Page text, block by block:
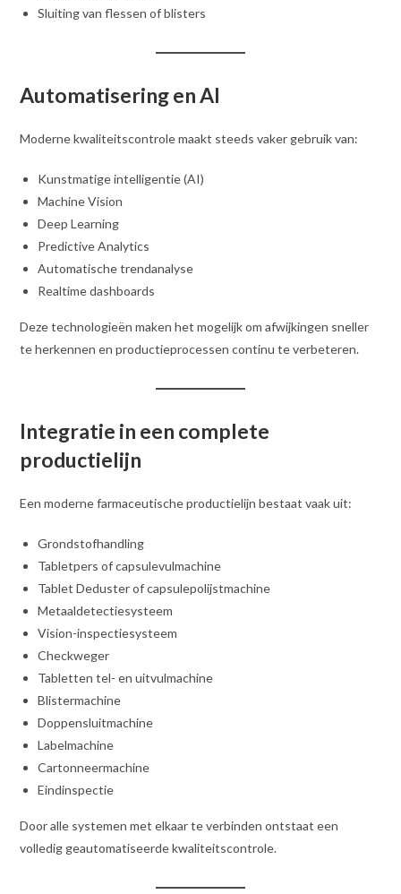
Sluiting van flessen of blisters
Automatisering en AI
Moderne kwaliteitscontrole maakt steeds vaker gebruik van:
Kunstmatige intelligentie (AI)
Machine Vision
Deep Learning
Predictive Analytics
Automatische trendanalyse
Realtime dashboards
Deze technologieën maken het mogelijk om afwijkingen sneller
te herkennen en productieprocessen continu te verbeteren.
Integratie in een complete
productielijn
Een moderne farmaceutische productielijn bestaat vaak uit:
Grondstofhandling
Tabletpers of capsulevulmachine
Tablet Deduster of capsulepolijstmachine
Metaaldetectiesysteem
Vision-inspectiesysteem
Checkweger
Tabletten tel- en uitvulmachine
Blistermachine
Doppensluitmachine
Labelmachine
Cartonneermachine
Eindinspectie
Door alle systemen met elkaar te verbinden ontstaat een
volledig geautomatiseerde kwaliteitscontrole.